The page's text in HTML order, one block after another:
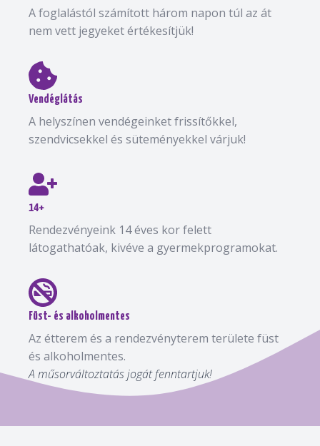
A foglalástól számított három napon túl az át
nem vett jegyeket értékesítjük!
Vendéglátás
A helyszínen vendégeinket frissítőkkel,
szendvicsekkel és süteményekkel várjuk!
14+
Rendezvényeink 14 éves kor felett
látogathatóak, kivéve a gyermekprogramokat.
Füst- és alkoholmentes
Az étterem és a rendezvényterem területe füst
és alkoholmentes.
A műsorváltoztatás jogát fenntartjuk!